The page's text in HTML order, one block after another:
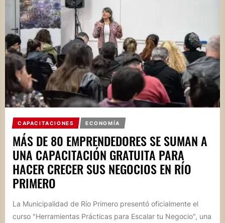
CAPACITACIONES ECONOMÍA
MÁS DE 80 EMPRENDEDORES SE SUMAN A
UNA CAPACITACIÓN GRATUITA PARA
HACER CRECER SUS NEGOCIOS EN RÍO
PRIMERO
La Municipalidad de Río Primero presentó oficialmente el
curso "Herramientas Prácticas para Escalar tu Negocio", una